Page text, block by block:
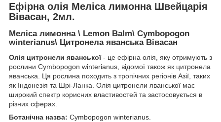
Ефірна олія Меліса лимонна Швейцарія
Вівасан, 2мл.
Меліса лимонна \ Lemon Balm\ Cymbopogon
winterianus\ Цитронела яванська Вівасан
Олія цитронели яванської- це ефірна олія, яку отримують з
рослини Cymbopogon winterianus, відомої також як цитронела
яванська. Ця рослина походить з тропічних регіонів Азії, таких
як Індонезія та Шрі-Ланка. Олія цитронели яванської має
широкий спектр корисних властивостей та застосовується в
різних сферах.
Ботанічна назва: Cymbopogon winterianus.